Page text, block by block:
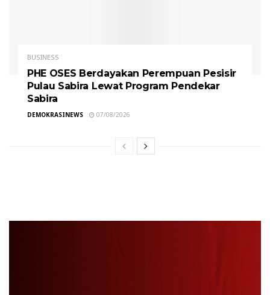
BUSINESS
PHE OSES Berdayakan Perempuan Pesisir
Pulau Sabira Lewat Program Pendekar
Sabira
DEMOKRASINEWS 07/08/2026